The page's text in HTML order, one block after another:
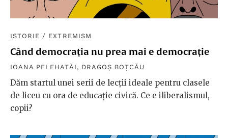
ISTORIE / EXTREMISM
Când democrația nu prea mai e democrație
IOANA PELEHATĂI , DRAGOȘ BOȚCĂU
Dăm startul unei serii de lecții ideale pentru clasele
de liceu cu ora de educație civică. Ce e iliberalismul,
copii?